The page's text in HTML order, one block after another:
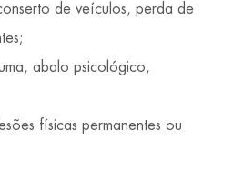
de veículos, perda de
abalo psicológico,
físicas permanentes ou